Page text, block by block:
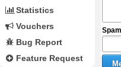
Statistics
Vouchers
Bug Report
Feature Request